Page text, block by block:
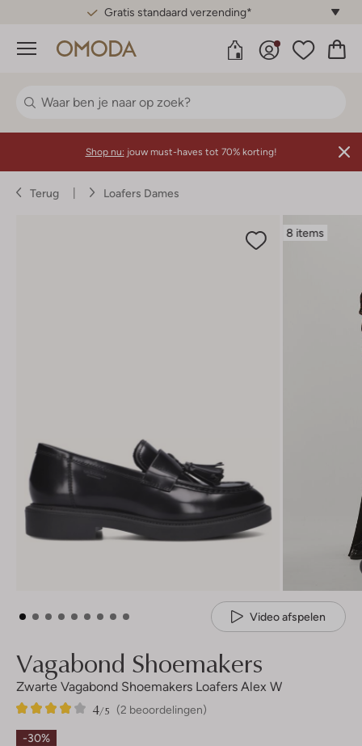
Gratis standaard verzending*
Menu
Shop nu: jouw must-haves tot 70% korting!
Terug Loafers Dames
8 items
Video afspelen
Vagabond Shoemakers
Zwarte Vagabond Shoemakers Loafers Alex W
(2 beoordelingen)
4/5
2
4
Sterren
-30%